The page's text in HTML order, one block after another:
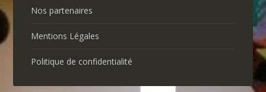
Nos partenaires
Mentions Légales
Politique de confidentialité